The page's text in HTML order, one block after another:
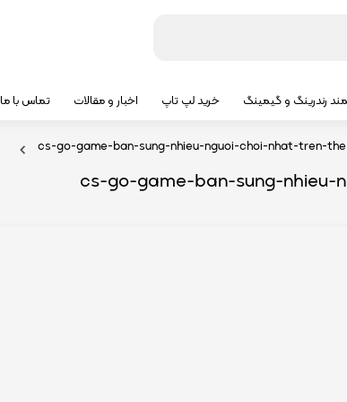
رندرینگ و گیمینگ خرید لپ تاپ اخبار و مقالات تماس با ما
cs-go-game-ban-sung-nhieu-nguoi-choi-nhat-tren-
cs-go-game-ban-sung-nhieu-